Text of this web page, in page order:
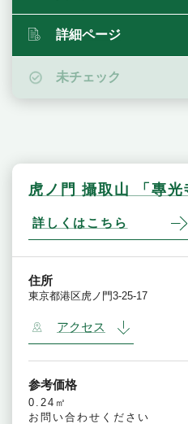
詳細ページ
未チェック
虎ノ門 攝取山 「專光
詳しくはこちら
住所
東京都港区虎ノ門3-25-17
アクセス
参考価格
0.24㎡
お問い合わせください